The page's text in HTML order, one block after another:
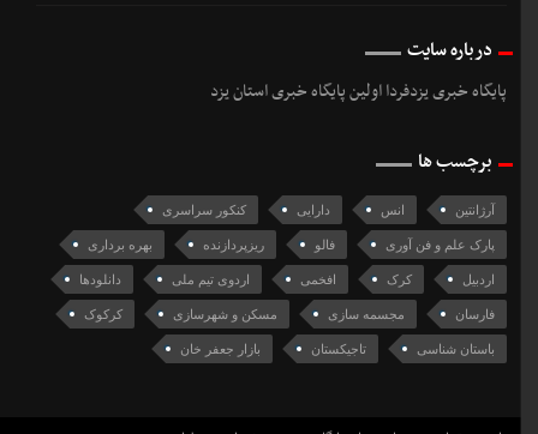
درباره سایت
پایگاه خبری یزدفردا اولین پایگاه خبری استان یزد
برچسب ها
آرژانتین انس دارایی کنکور سراسری
پارک علم و فن آوری فالو ریزپردازنده بهره برداری
اردبیل کرک افخمی اردوی تیم ملی دانلودها
فارسان مجسمه سازی مسکن و شهرسازی کرکوک
باستان شناسی تاجیکستان بازار جعفر خان